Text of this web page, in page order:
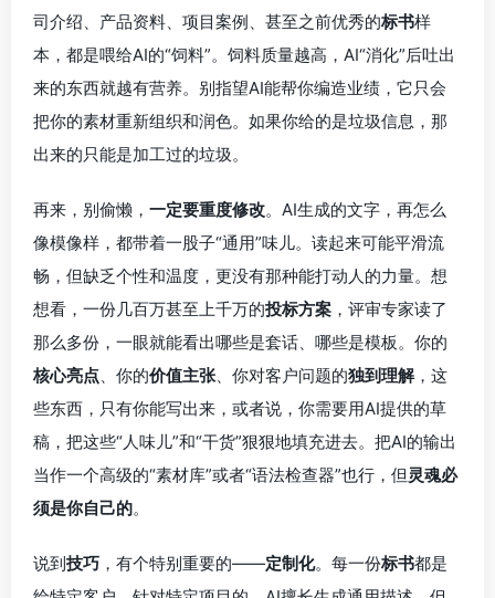
司介绍、产品资料、项目案例、甚至之前优秀的标书样
本，都是喂给AI的“饲料”。饲料质量越高，AI“消化”后吐出
来的东西就越有营养。别指望AI能帮你编造业绩，它只会
把你的素材重新组织和润色。如果你给的是垃圾信息，那
出来的只能是加工过的垃圾。
再来，别偷懒， 一定要重度修改。AI生成的文字，再怎么
像模像样，都带着一股子“通用”味儿。读起来可能平滑流
畅，但缺乏个性和温度，更没有那种能打动人的力量。想
想看，一份几百万甚至上千万的投标方案 ，评审专家读了
那么多份，一眼就能看出哪些是套话、哪些是模板。你的
核心亮点 、你的价值主张 、你对客户问题的独到理解，这
些东西，只有你能写出来，或者说，你需要用AI提供的草
稿，把这些“人味儿”和“干货”狠狠地填充进去。把AI的输出
当作一个高级的“素材库”或者“语法检查器”也行，但灵魂必
须是你自己的。
说到技巧 ，有个特别重要的——定制化。每一份标书都是